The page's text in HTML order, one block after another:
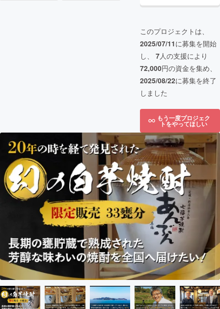
このプロジェクトは、
2025/07/11に募集を開始
し、 7人の支援により
72,000円の資金を集め、
2025/08/22に募集を終了
しました
もう一度プロジェク
トをやってほしい